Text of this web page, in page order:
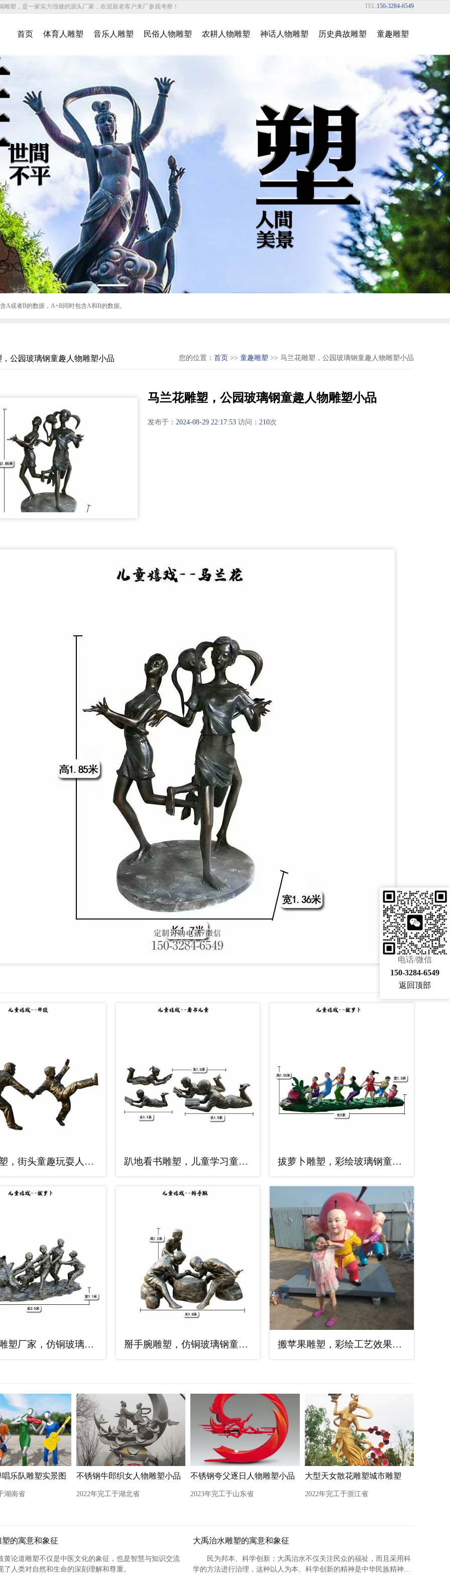
塑，是一家实力强健的源头厂家，欢迎新老客户来厂参观考察！ TEL:150-3284-6549
首页 体育人雕塑 音乐人雕塑 民俗人物雕塑 农耕人物雕塑 神话人物雕塑 历史典故雕塑 童趣雕塑
A或者B的数据，A+B同时包含A和B的数据。
公园玻璃钢童趣人物雕塑小品 您的位置： 首页 >> 童趣雕塑 >> 马兰花雕塑，公园玻璃钢童趣人物雕塑小品
马兰花雕塑，公园玻璃钢童趣人物雕塑小品
发布于： 2024-08-29 22:17:53 访问： 210次
摔跤雕塑，街头童趣玩耍人物雕塑厂家 趴地看书雕塑，儿童学习童趣雕塑厂家 拔萝卜雕塑，彩绘玻璃钢童趣雕塑厂家
拔萝卜雕塑厂家，仿铜玻璃钢童趣人物雕塑 掰手腕雕塑，仿铜玻璃钢童趣人物雕塑小品 搬苹果雕塑，彩绘工艺效果，玻璃钢童趣雕塑小品
乐队雕塑实景图
湖南省
不锈钢牛郎织女人物雕塑小品
2022年完工于湖北省
不锈钢夸父逐日人物雕塑小品
2023年完工于山东省
大型天女散花雕塑城市雕塑
2022年完工于浙江省
的寓意和象征
黄论道雕塑不仅是中医文化的象征，也是智慧与知识交流
了人类对自然和生命的深刻理解和尊重。
大禹治水雕塑的寓意和象征
‌民为邦本、科学创新‌：大禹治水不仅关注民众的福祉，而且采用科
学的方法进行治理，这种以人为本、科学创新的精神是中华民族精神的
电话/微信
150-3284-6549
返回顶部